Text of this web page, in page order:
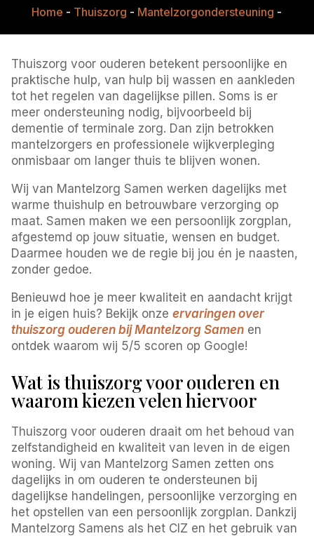
Home - Thuiszorg - Mantelzorgondersteuning -
Thuiszorg voor ouderen betekent persoonlijke en
praktische hulp, van hulp bij wassen en aankleden
tot het regelen van dagelijkse pillen. Soms is er
meer ondersteuning nodig, bijvoorbeeld bij
dementie of terminale zorg. Dan zijn betrokken
mantelzorgers en professionele wijkverpleging
onmisbaar om langer thuis te blijven wonen.
Wij van Mantelzorg Samen werken dagelijks met
warme thuishulp en betrouwbare verzorging op
maat. Samen maken we een persoonlijk zorgplan,
afgestemd op jouw situatie, wensen en budget.
Daarmee houden we de regie bij jou én je naasten,
zonder gedoe.
Benieuwd hoe je meer kwaliteit en aandacht krijgt
in je eigen huis? Bekijk onzeervaringen over
thuiszorg ouderen bij Mantelzorg Samen en
ontdek waarom wij 5/5 scoren op Google!
Wat is thuiszorg voor ouderen en
waarom kiezen velen hiervoor
Thuiszorg voor ouderen draait om het behoud van
zelfstandigheid en kwaliteit van leven in de eigen
woning. Wij van Mantelzorg Samen zetten ons
dagelijks in om ouderen te ondersteunen bij
dagelijkse handelingen, persoonlijke verzorging en
het opstellen van een persoonlijk zorgplan. Dankzij
Mantelzorg Samens als het CIZ en het gebruik van